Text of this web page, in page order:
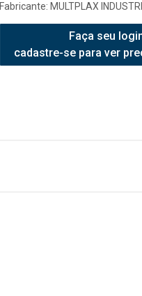
Fabricante: MULTPLAX
Faça seu
cadastre-se para ver